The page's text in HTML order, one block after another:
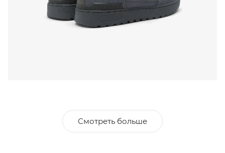
Смотреть больше